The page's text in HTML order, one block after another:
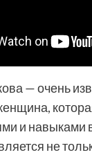
— очень
и навыками
не